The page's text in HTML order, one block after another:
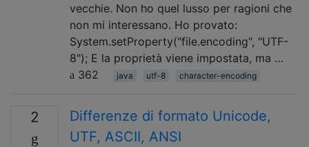
vecchie. Non ho quel lusso per ragioni che
non mi interessano. Ho provato:
System.setProperty("file.encoding", "UTF-
8"); E la proprietà viene impostata, ma …
362
java utf-8 character-encoding
2
Differenze di formato Unicode,
UTF, ASCII, ANSI